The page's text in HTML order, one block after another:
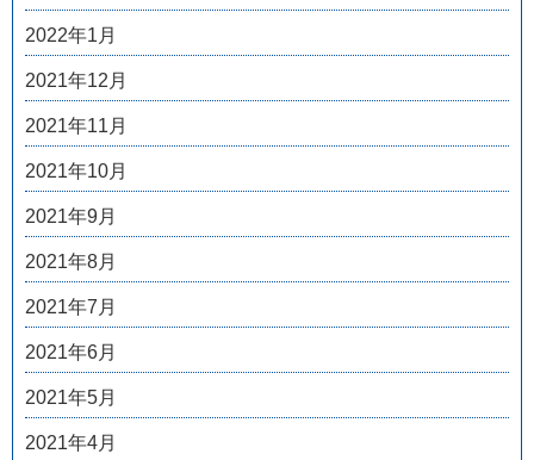
2022年1月
2021年12月
2021年11月
2021年10月
2021年9月
2021年8月
2021年7月
2021年6月
2021年5月
2021年4月